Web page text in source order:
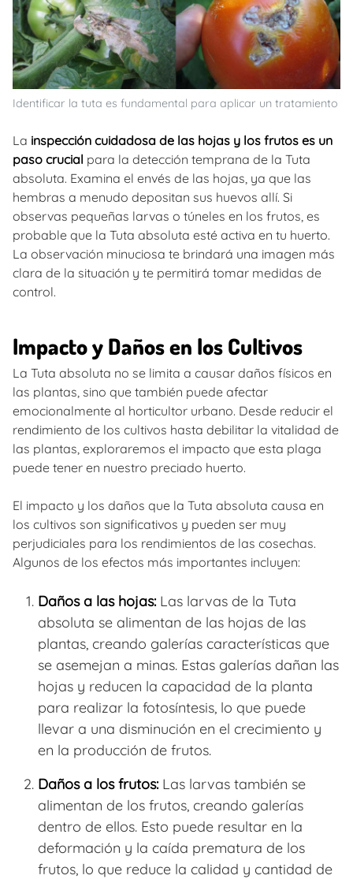
Identificar la tuta es fundamental para aplicar un tratamiento
La inspección cuidadosa de las hojas y los frutos es un
paso crucial para la detección temprana de la Tuta
absoluta. Examina el envés de las hojas, ya que las
hembras a menudo depositan sus huevos allí. Si
observas pequeñas larvas o túneles en los frutos, es
probable que la Tuta absoluta esté activa en tu huerto.
La observación minuciosa te brindará una imagen más
clara de la situación y te permitirá tomar medidas de
control.
Impacto y Daños en los Cultivos
La Tuta absoluta no se limita a causar daños físicos en
las plantas, sino que también puede afectar
emocionalmente al horticultor urbano. Desde reducir el
rendimiento de los cultivos hasta debilitar la vitalidad de
las plantas, exploraremos el impacto que esta plaga
puede tener en nuestro preciado huerto.
El impacto y los daños que la Tuta absoluta causa en
los cultivos son significativos y pueden ser muy
perjudiciales para los rendimientos de las cosechas.
Algunos de los efectos más importantes incluyen:
Daños a las hojas:Las larvas de la Tuta
absoluta se alimentan de las hojas de las
plantas, creando galerías características que
se asemejan a minas. Estas galerías dañan las
hojas y reducen la capacidad de la planta
para realizar la fotosíntesis, lo que puede
llevar a una disminución en el crecimiento y
en la producción de frutos.
Daños a los frutos:Las larvas también se
alimentan de los frutos, creando galerías
dentro de ellos. Esto puede resultar en la
deformación y la caída prematura de los
frutos, lo que reduce la calidad y cantidad de